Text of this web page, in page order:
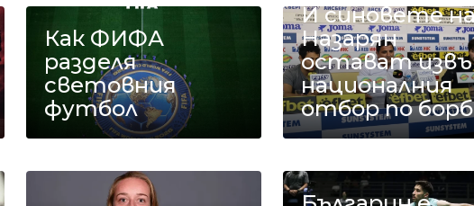
Как ФИФА
разделя
световния
футбол
И синовете
Назарян
остават
националния
отбор по